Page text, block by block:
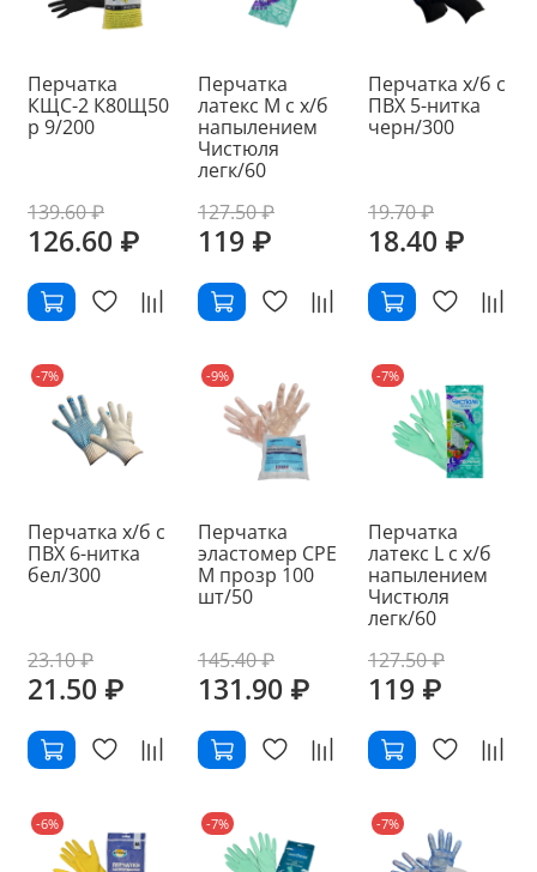
Перчатка
КЩС-2 К80Щ50
р 9/200
139.60 ₽
126.60 ₽
Перчатка
латекс M с х/б
напылением
Чистюля
легк/60
127.50 ₽
119 ₽
Перчатка х/б с
ПВХ 5-нитка
черн/300
19.70 ₽
18.40 ₽
-7%
Перчатка х/б с
ПВХ 6-нитка
бел/300
23.10 ₽
21.50 ₽
-9%
Перчатка
эластомер СРЕ
M прозр 100
шт/50
145.40 ₽
131.90 ₽
-7%
Перчатка
латекс L с х/б
напылением
Чистюля
легк/60
127.50 ₽
119 ₽
-6% -7% -7%